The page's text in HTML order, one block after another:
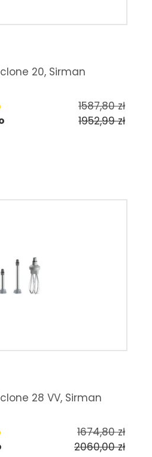
20, Sirman
1587,80zł
1952,99zł
28 VV, Sirman
1674,80zł
2060,00zł